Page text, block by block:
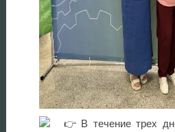
В течение трех